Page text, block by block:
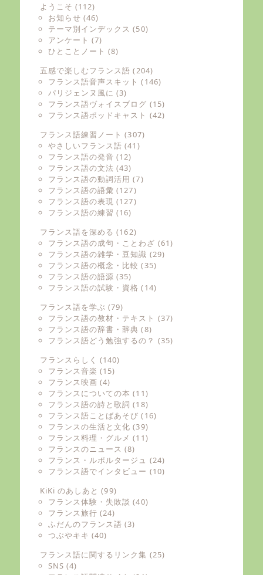
ようこそ (112)
お知らせ (46)
テーマ別インデックス (50)
アンケート (7)
ひとことノート (8)
五感で楽しむフランス語 (204)
フランス語音声スキット (146)
パリジェンヌ風に (3)
フランス語ヴォイスブログ (15)
フランス語ポッドキャスト (42)
フランス語練習ノート (307)
やさしいフランス語 (41)
フランス語の発音 (12)
フランス語の文法 (43)
フランス語の動詞活用 (7)
フランス語の語彙 (127)
フランス語の表現 (127)
フランス語の練習 (16)
フランス語を深める (162)
フランス語の成句・ことわざ (61)
フランス語の雑学・豆知識 (29)
フランス語の概念・比較 (35)
フランス語の語源 (35)
フランス語の試験・資格 (14)
フランス語を学ぶ (79)
フランス語の教材・テキスト (37)
フランス語の辞書・辞典 (8)
フランス語どう勉強するの？ (35)
フランスらしく (140)
フランス音楽 (15)
フランス映画 (4)
フランスについての本 (11)
フランス語の詩と歌詞 (18)
フランス語ことばあそび (16)
フランスの生活と文化 (39)
フランス料理・グルメ (11)
フランスのニュース (8)
フランス・ルポルタージュ (24)
フランス語でインタビュー (10)
KiKi のあしあと (99)
フランス体験・失敗談 (40)
フランス旅行 (24)
ふだんのフランス語 (3)
つぶやキキ (40)
フランス語に関するリンク集 (25)
SNS (4)